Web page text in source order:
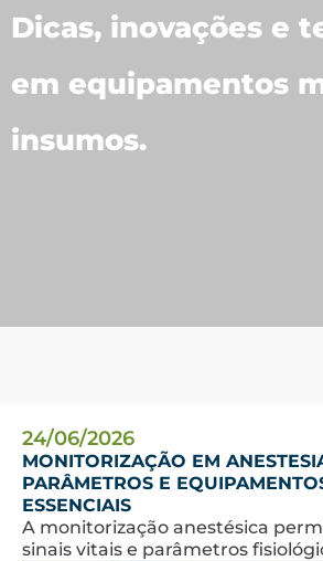
Dicas, inovações e
em equipamentos
insumos.
24/06/2026
MONITORIZAÇÃO EM
PARÂMETROS E
ESSENCIAIS
A monitorização anestésica
sinais vitais e parâmetros